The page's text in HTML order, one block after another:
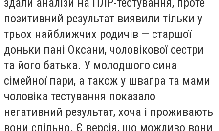
здали аналізи на ПЛР-тестування, проте
позитивний результат виявили тільки у
трьох найближчих родичів — старшої
доньки пані Оксани, чоловікової сестри
та його батька. У молодшого сина
сімейної пари, а також у шваґра та мами
чоловіка тестування показало
негативний результат, хоча і проживають
вони спільно. Є версія, що можливо вони